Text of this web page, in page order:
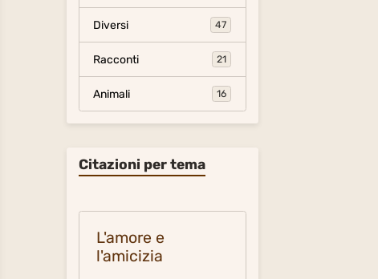
Diversi 47
Racconti 21
Animali 16
Citazioni per tema
L'amore e
l'amicizia